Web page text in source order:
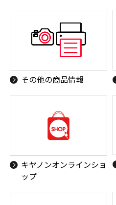
その他の商品情報
キヤノンオンラインショ
ップ